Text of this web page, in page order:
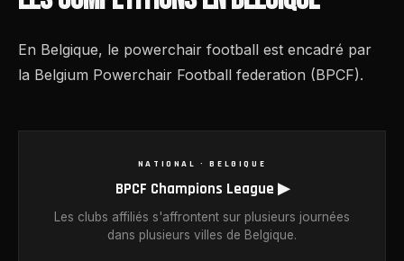
En Belgique, le powerchair football est encadré par
la Belgium Powerchair Football federation (BPCF).
NATIONAL · BELGIQUE
BPCF Champions League ▶
Les clubs affiliés s'affrontent sur plusieurs journées
dans plusieurs villes de Belgique.